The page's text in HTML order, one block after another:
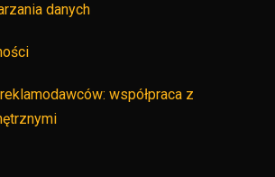
danych
współpraca z